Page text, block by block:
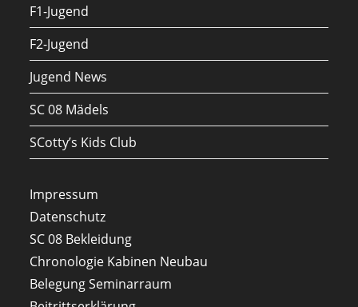
F1-Jugend
F2-Jugend
Jugend News
SC 08 Mädels
SCotty’s Kids Club
Impressum
Datenschutz
SC 08 Bekleidung
Chronologie Kabinen Neubau
Belegung Seminarraum